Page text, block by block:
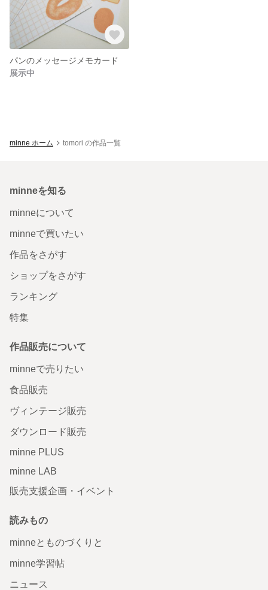
パンのメッセージメモカード
展示中
minne ホーム tomori の作品一覧
minneを知る
minneについて
minneで買いたい
作品をさがす
ショップをさがす
ランキング
特集
作品販売について
minneで売りたい
食品販売
ヴィンテージ販売
ダウンロード販売
minne PLUS
minne LAB
販売支援企画・イベント
読みもの
minneとものづくりと
minne学習帖
ニュース